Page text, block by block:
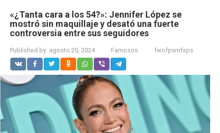
«¿Tanta cara a los 54?»: Jennifer López se
mostró sin maquillaje y desató una fuerte
controversia entre sus seguidores
Published by: agosto 20, 2024 Famosos fwofpwnfsps